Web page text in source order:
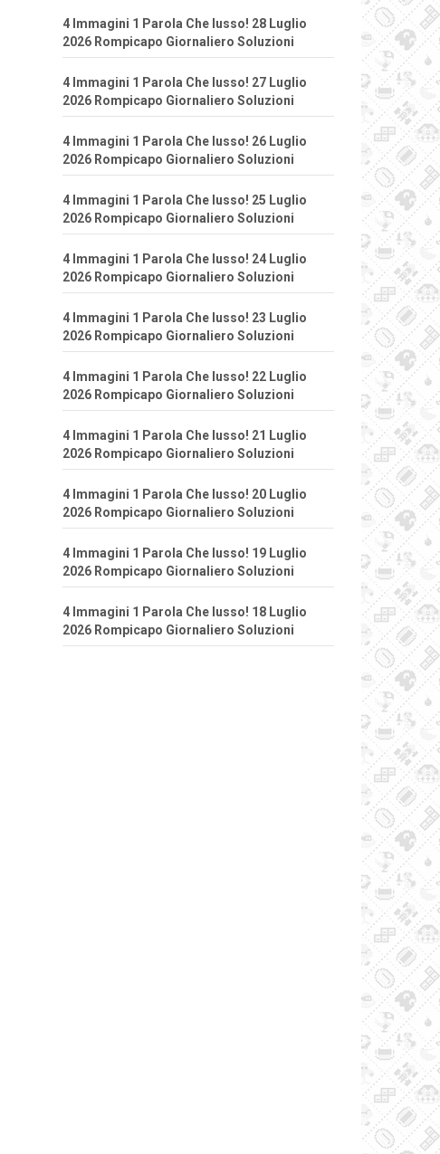
4 Immagini 1 Parola Che lusso! 28 Luglio
2026 Rompicapo Giornaliero Soluzioni
4 Immagini 1 Parola Che lusso! 27 Luglio
2026 Rompicapo Giornaliero Soluzioni
4 Immagini 1 Parola Che lusso! 26 Luglio
2026 Rompicapo Giornaliero Soluzioni
4 Immagini 1 Parola Che lusso! 25 Luglio
2026 Rompicapo Giornaliero Soluzioni
4 Immagini 1 Parola Che lusso! 24 Luglio
2026 Rompicapo Giornaliero Soluzioni
4 Immagini 1 Parola Che lusso! 23 Luglio
2026 Rompicapo Giornaliero Soluzioni
4 Immagini 1 Parola Che lusso! 22 Luglio
2026 Rompicapo Giornaliero Soluzioni
4 Immagini 1 Parola Che lusso! 21 Luglio
2026 Rompicapo Giornaliero Soluzioni
4 Immagini 1 Parola Che lusso! 20 Luglio
2026 Rompicapo Giornaliero Soluzioni
4 Immagini 1 Parola Che lusso! 19 Luglio
2026 Rompicapo Giornaliero Soluzioni
4 Immagini 1 Parola Che lusso! 18 Luglio
2026 Rompicapo Giornaliero Soluzioni